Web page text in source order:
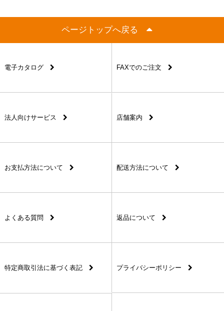
ページトップへ戻る
電子カタログ FAXでのご注文
法人向けサービス 店舗案内
お支払方法について 配送方法について
よくある質問 返品について
特定商取引法に基づく表記 プライバシーポリシー